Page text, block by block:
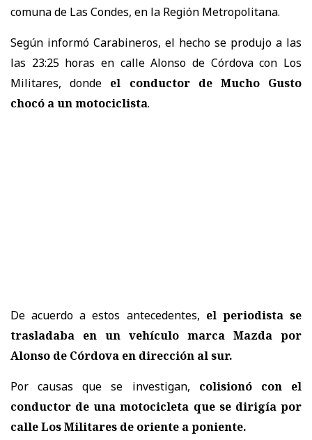
comuna de Las Condes, en la Región Metropolitana.
Según informó Carabineros, el hecho se produjo a las
las 23:25 horas en calle Alonso de Córdova con Los
Militares, donde el conductor de Mucho Gusto
chocó a un motociclista.
De acuerdo a estos antecedentes, el periodista se
trasladaba en un vehículo marca Mazda por
Alonso de Córdova en dirección al sur.
Por causas que se investigan, colisionó con el
conductor de una motocicleta que se dirigía por
calle Los Militares de oriente a poniente.